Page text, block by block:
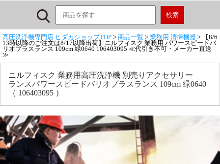
高圧洗浄機専門店 ヒダカショップTOP > 商品一覧 > 業務用 清掃機器 > 【8/6
13時以降のご注文は8/17以降出荷】ニルフィスク 業務用 パワースピードバ
リオプラスランス 109cm 緑0640 106403095 ≪代引き不可・メーカー直送
≫
ニルフィスク 業務用高圧洗浄機 別売りアクセサリー
ランスパワースピードバリオプラスランス 109cm 緑0640
（ 106403095 ）